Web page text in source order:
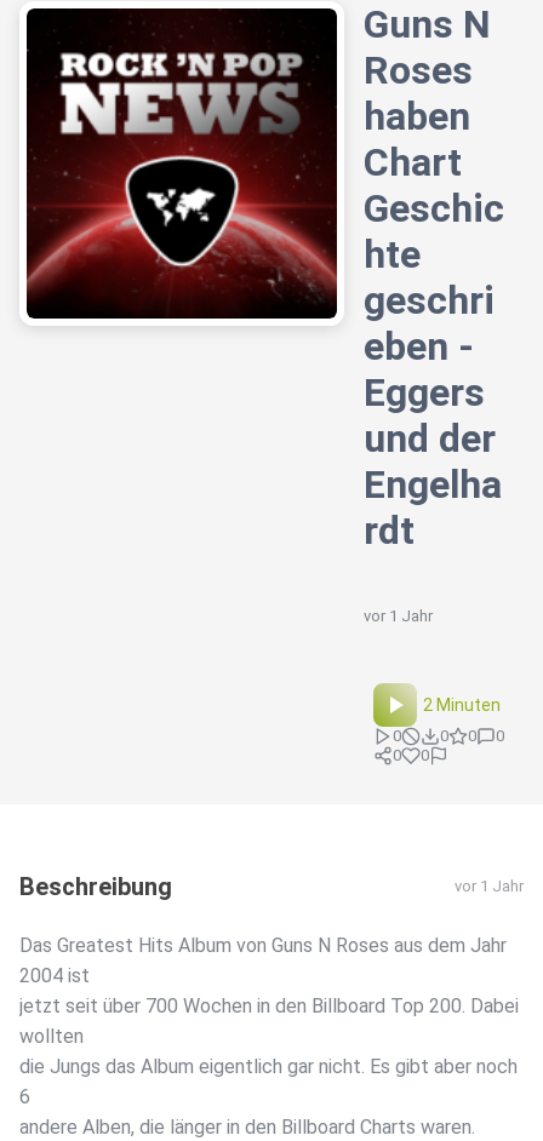
Guns N
Roses
haben
Chart
Geschic
hte
geschri
eben -
Eggers
und der
Engelha
rdt
vor 1 Jahr
2 Minuten
0 0 0
0
0
0
Beschreibung vor 1 Jahr
Das Greatest Hits Album von Guns N Roses aus dem Jahr
2004 ist
jetzt seit über 700 Wochen in den Billboard Top 200. Dabei
wollten
die Jungs das Album eigentlich gar nicht. Es gibt aber noch
6
andere Alben, die länger in den Billboard Charts waren.